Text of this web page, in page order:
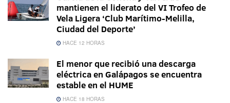
mantienen el liderato del VI Trofeo de
Vela Ligera ‘Club Marítimo-Melilla,
Ciudad del Deporte’
HACE 12 HORAS
El menor que recibió una descarga
eléctrica en Galápagos se encuentra
estable en el HUME
HACE 18 HORAS